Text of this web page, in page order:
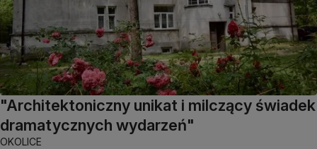
"Architektoniczny unikat i milczący świadek
dramatycznych wydarzeń"
OKOLICE